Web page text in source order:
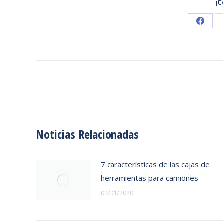
Share
Noticias Relacionadas
7 características de las cajas de
herramientas para camiones
02/01/2020